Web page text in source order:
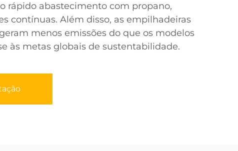
rápido abastecimento com propano,
contínuas. Além disso, as empilhadeiras
menos emissões do que os modelos
às metas globais de sustentabilidade.